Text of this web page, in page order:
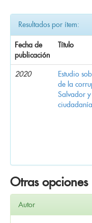
Resultados por ítem:
Fecha de
publicación
Título
2020
Estudio
de la
Salvador y
ciudadanía
Otras
Autor